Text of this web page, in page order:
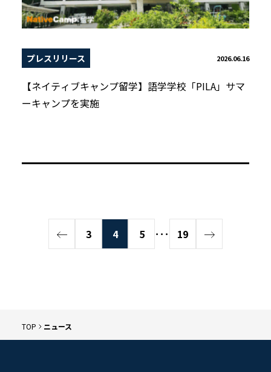
プレスリリース 2026.06.16
【ネイティブキャンプ留学】語学学校「PILA」サマ
ーキャンプを実施
3 4 5 ･･･ 19
TOP ニュース